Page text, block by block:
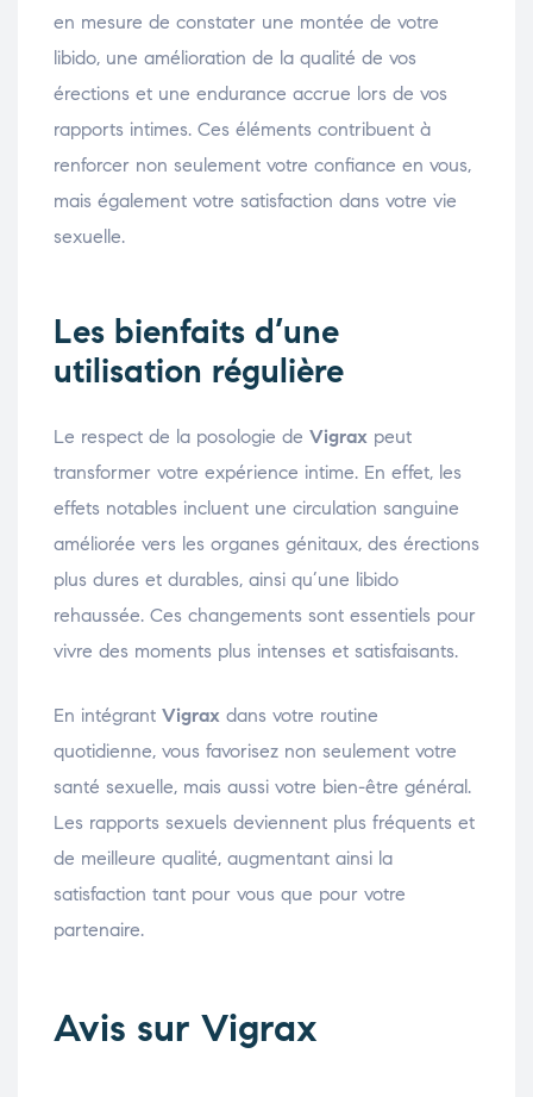
en mesure de constater une montée de votre
libido, une amélioration de la qualité de vos
érections et une endurance accrue lors de vos
rapports intimes. Ces éléments contribuent à
renforcer non seulement votre confiance en vous,
mais également votre satisfaction dans votre vie
sexuelle.
Les bienfaits d’une
utilisation régulière
Le respect de la posologie de Vigrax peut
transformer votre expérience intime. En effet, les
effets notables incluent une circulation sanguine
améliorée vers les organes génitaux, des érections
plus dures et durables, ainsi qu’une libido
rehaussée. Ces changements sont essentiels pour
vivre des moments plus intenses et satisfaisants.
En intégrant Vigrax dans votre routine
quotidienne, vous favorisez non seulement votre
santé sexuelle, mais aussi votre bien-être général.
Les rapports sexuels deviennent plus fréquents et
de meilleure qualité, augmentant ainsi la
satisfaction tant pour vous que pour votre
partenaire.
Avis sur Vigrax